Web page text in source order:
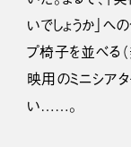
いでしょうか」へ
プ椅子を並べる
映用のミニシア
い……。